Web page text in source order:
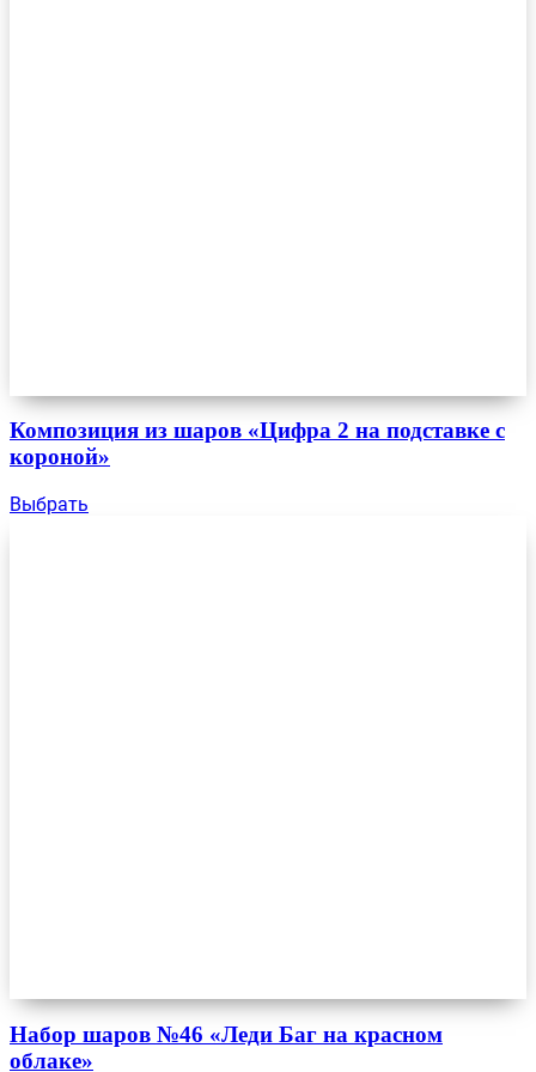
Композиция из шаров «Цифра 2 на подставке с
короной»
Выбрать
Набор шаров №46 «Леди Баг на красном
облаке»